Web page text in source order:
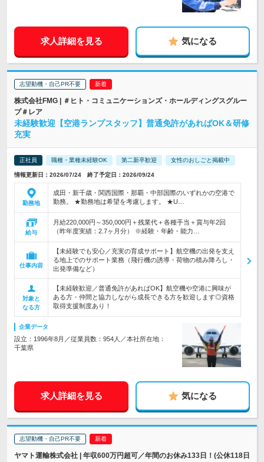
求人詳細を見る 気になる
志望動機・自己PR不要
株式会社FMG | ＃ヒト・コミュニケーションズ・ホールディングスグルー
プ＃レア
未経験歓迎【空港ランプスタッフ】普通免許があればOK＆研修
充実
正社員 職種・業種未経験OK 第二新卒歓迎 女性のおしごと掲載中
情報更新日：2026/07/24 終了予定日：2026/09/24
勤務地
成田・新千歳・関西国際・那覇・中部国際のいずれかの空港で
勤務。 ★勤務地は希望を考慮します。 ★U…
給与
月給220,000円～350,000円＋残業代＋各種手当＋賞与年2回
（昨年度実績：2.7ヶ月分） ※経験・年齢・能力…
仕事内容
【未経験でも安心／充実の育成サポート】航空機の出発を支え
る地上でのサポート業務（飛行機の誘導・荷物の積み降ろし・
出発準備など）
対象と
なる方
【未経験歓迎／普通免許があればOK】航空機や空港に興味が
ある方・仲間と協力しながら成長できる方を歓迎します◎資格
取得支援制度あり！
企業データ
設立：1996年8月／従業員数：954人／本社所在地：
千葉県
求人詳細を見る 気になる
志望動機・自己PR不要
ヤマト運輸株式会社 | 年収600万円超可／年間のお休み133日！(公休118日